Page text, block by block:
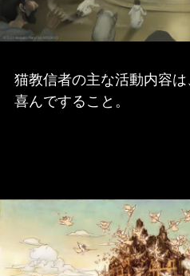
猫教信者の主な活動内容
喜んですること。